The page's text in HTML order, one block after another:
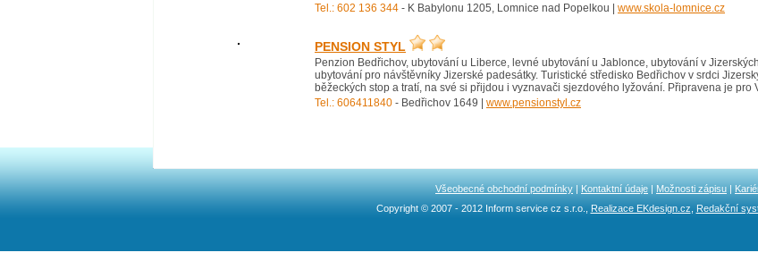
Tel.: 602 136 344 - K Babylonu 1205, Lomnice nad Popelkou | www.skola-lomnice.cz
PENSION STYL
Penzion Bedřichov, ubytování u Liberce, levné ubytování u Jablonce, ubytování v
ubytování pro návštěvníky Jizerské padesátky. Turistické středisko Bedřichov v srdci
běžeckých stop a tratí, na své si přijdou i vyznavači sjezdového lyžování. Připravena je pro
Tel.: 606411840 - Bedřichov 1649 | www.pensionstyl.cz
Všeobecné obchodní podmínky | Kontaktní údaje | Možnosti zápisu |
Copyright © 2007 - 2012 Inform service cz s.r.o.,
Realizace EKdesign.cz Redakční